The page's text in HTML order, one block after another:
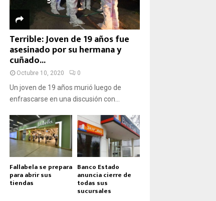
Terrible: Joven de 19 años fue
asesinado por su hermana y
cuñado...
Octubre 10, 2020 0
Un joven de 19 años murió luego de
enfrascarse en una discusión con...
Fallabela se prepara
para abrir sus
tiendas
Banco Estado
anuncia cierre de
todas sus
sucursales